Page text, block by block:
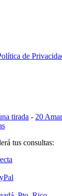
de
tirada - 20
tus consultas: